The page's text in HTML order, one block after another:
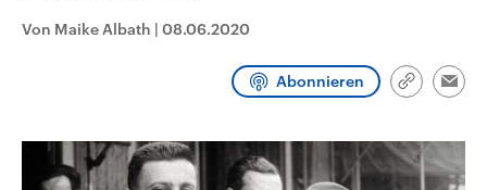
und Hintergründe zu den Parteien
und Kandidaten der anstehenden
Sendungen Programm
Von Maike Albath | 08.06.2020
Abonnieren
Link